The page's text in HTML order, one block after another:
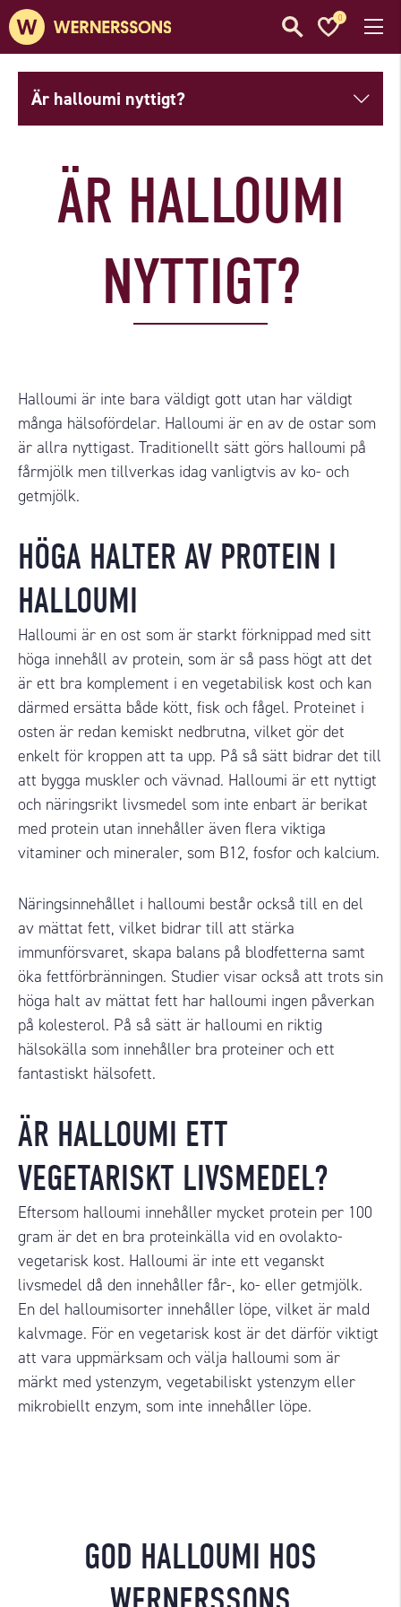
0
Är halloumi nyttigt?
ÄR HALLOUMI
NYTTIGT?
Halloumi är inte bara väldigt gott utan har väldigt
många hälsofördelar. Halloumi är en av de ostar som
är allra nyttigast. Traditionellt sätt görs halloumi på
fårmjölk men tillverkas idag vanligtvis av ko- och
getmjölk.
HÖGA HALTER AV PROTEIN I
HALLOUMI
Halloumi är en ost som är starkt förknippad med sitt
höga innehåll av protein, som är så pass högt att det
är ett bra komplement i en vegetabilisk kost och kan
därmed ersätta både kött, fisk och fågel. Proteinet i
osten är redan kemiskt nedbrutna, vilket gör det
enkelt för kroppen att ta upp. På så sätt bidrar det till
att bygga muskler och vävnad. Halloumi är ett nyttigt
och näringsrikt livsmedel som inte enbart är berikat
med protein utan innehåller även flera viktiga
vitaminer och mineraler, som B12, fosfor och kalcium.
Näringsinnehållet i halloumi består också till en del
av mättat fett, vilket bidrar till att stärka
immunförsvaret, skapa balans på blodfetterna samt
öka fettförbränningen. Studier visar också att trots sin
höga halt av mättat fett har halloumi ingen påverkan
på kolesterol. På så sätt är halloumi en riktig
hälsokälla som innehåller bra proteiner och ett
fantastiskt hälsofett.
ÄR HALLOUMI ETT
VEGETARISKT LIVSMEDEL?
Eftersom halloumi innehåller mycket protein per 100
gram är det en bra proteinkälla vid en ovolakto-
vegetarisk kost. Halloumi är inte ett veganskt
livsmedel då den innehåller får-, ko- eller getmjölk.
En del halloumisorter innehåller löpe, vilket är mald
kalvmage. För en vegetarisk kost är det därför viktigt
att vara uppmärksam och välja halloumi som är
märkt med ystenzym, vegetabiliskt ystenzym eller
mikrobiellt enzym, som inte innehåller löpe.
GOD HALLOUMI HOS